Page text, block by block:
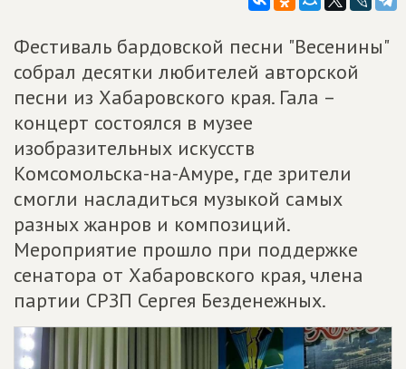
Фестиваль бардовской песни "Весенины"
собрал десятки любителей авторской
песни из Хабаровского края. Гала –
концерт состоялся в музее
изобразительных искусств
Комсомольска-на-Амуре, где зрители
смогли насладиться музыкой самых
разных жанров и композиций.
Мероприятие прошло при поддержке
сенатора от Хабаровского края, члена
партии СРЗП Сергея Безденежных.